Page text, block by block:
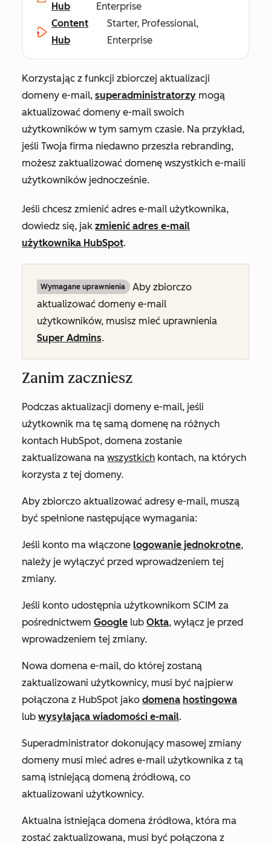
Hub
Enterprise
Content
Hub
Starter, Professional,
Enterprise
Korzystając z funkcji zbiorczej aktualizacji
domeny e-mail, superadministratorzy mogą
aktualizować domeny e-mail swoich
użytkowników w tym samym czasie. Na przykład,
jeśli Twoja firma niedawno przeszła rebranding,
możesz zaktualizować domenę wszystkich e-maili
użytkowników jednocześnie.
Jeśli chcesz zmienić adres e-mail użytkownika,
dowiedz się, jak zmienić adres e-mail
użytkownika HubSpot.
Wymagane uprawnienia
Aby zbiorczo
aktualizować domeny e-mail
użytkowników, musisz mieć uprawnienia
Super Admins.
Zanim zaczniesz
Podczas aktualizacji domeny e-mail, jeśli
użytkownik ma tę samą domenę na różnych
kontach HubSpot, domena zostanie
zaktualizowana na wszystkich kontach, na których
korzysta z tej domeny.
Aby zbiorczo aktualizować adresy e-mail, muszą
być spełnione następujące wymagania:
Jeśli konto ma włączone logowanie jednokrotne,
należy je wyłączyć przed wprowadzeniem tej
zmiany.
Jeśli konto udostępnia użytkownikom SCIM za
pośrednictwem Google lub Okta, wyłącz je przed
wprowadzeniem tej zmiany.
Nowa domena e-mail, do której zostaną
zaktualizowani użytkownicy, musi być najpierw
połączona z HubSpot jako domena hostingowa
lub wysyłająca wiadomości e-mail.
Superadministrator dokonujący masowej zmiany
domeny musi mieć adres e-mail użytkownika z tą
samą istniejącą domeną źródłową, co
aktualizowani użytkownicy.
Aktualna istniejąca domena źródłowa, która ma
zostać zaktualizowana, musi być połączona z